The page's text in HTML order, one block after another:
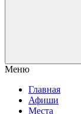
Меню
Главная
Афиши
Места